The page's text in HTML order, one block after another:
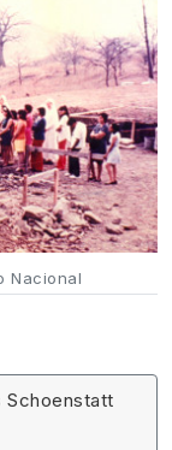
Nacional
Schoenstatt